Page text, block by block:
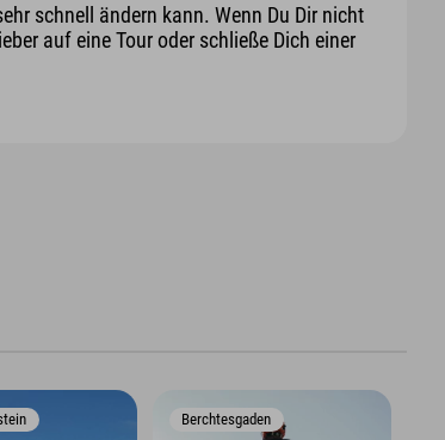
schnell ändern kann. Wenn Du Dir nicht
auf eine Tour oder schließe Dich einer
Berchtesgaden